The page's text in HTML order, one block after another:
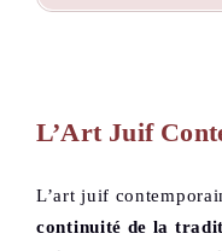
L’Art Juif
L’art juif
continuité de la